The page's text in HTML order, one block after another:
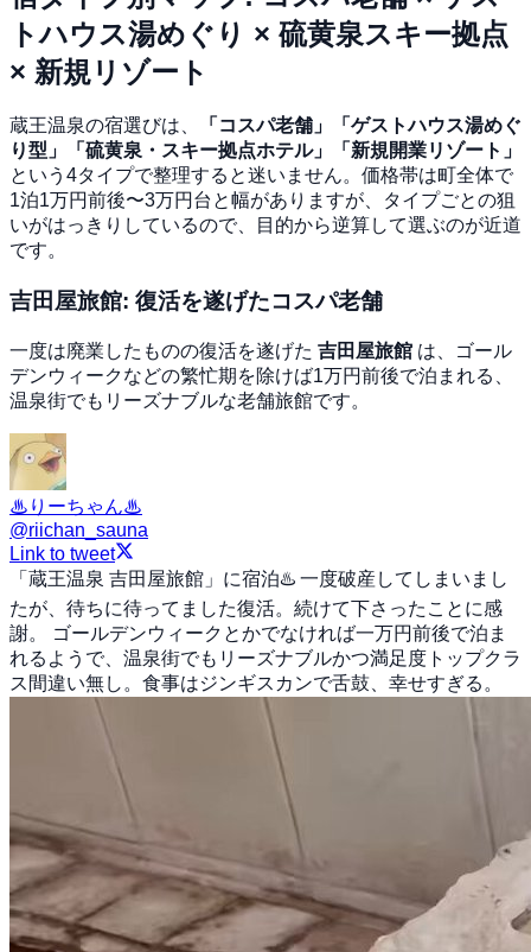
トハウス湯めぐり × 硫黄泉スキー拠点
× 新規リゾート
蔵王温泉の宿選びは、
「コスパ老舗」「ゲストハウス湯めぐ
り型」「硫黄泉・スキー拠点ホテル」「新規開業リゾート」
という4タイプで整理すると迷いません。価格帯は町全体で
1泊1万円前後〜3万円台と幅がありますが、タイプごとの狙
いがはっきりしているので、目的から逆算して選ぶのが近道
です。
吉田屋旅館: 復活を遂げたコスパ老舗
一度は廃業したものの復活を遂げた 吉田屋旅館 は、ゴール
デンウィークなどの繁忙期を除けば1万円前後で泊まれる、
温泉街でもリーズナブルな老舗旅館です。
♨︎りーちゃん♨︎
@riichan_sauna
Link to tweet
「蔵王温泉 吉田屋旅館」に宿泊♨️ 一度破産してしまいまし
たが、待ちに待ってました復活。続けて下さったことに感
謝。 ゴールデンウィークとかでなければ一万円前後で泊ま
れるようで、温泉街でもリーズナブルかつ満足度トップクラ
ス間違い無し。食事はジンギスカンで舌鼓、幸せすぎる。